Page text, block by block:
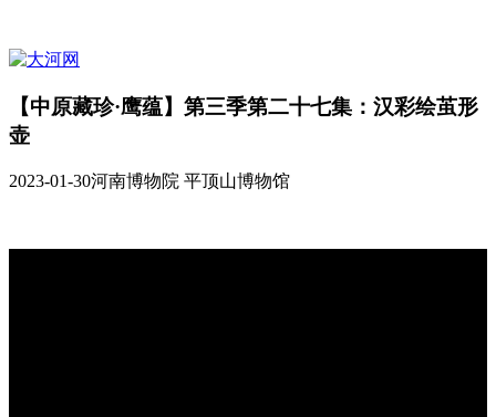
【中原藏珍·鹰蕴】第三季第二十七集：汉彩绘茧形
壶
2023-01-30河南博物院 平顶山博物馆